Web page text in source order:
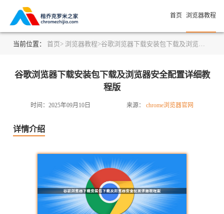
首页 浏览器教程
当前位置： 首页> 浏览器教程>谷歌浏览器下载安装包下载及浏览器安全配置详细教程版
谷歌浏览器下载安装包下载及浏览器安全配置详细教
程版
时间：2025年09月10日 来源： chrome浏览器官网
详情介绍